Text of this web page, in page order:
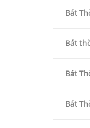
Bát
Bát
Bát
Bát